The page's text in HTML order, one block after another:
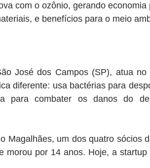
com o ozônio, gerando
e benefícios para o meio
José dos Campos (SP), atua no
diferente: usa bactérias para
para combater os danos do
Magalhães, um dos quatro sócios
morou por 14 anos. Hoje, a